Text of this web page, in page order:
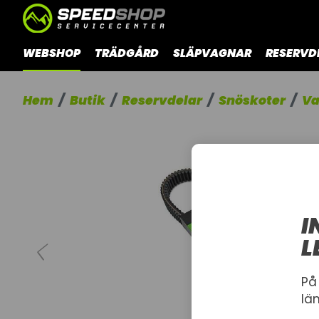
WEBSHOP TRÄDGÅRD SLÄPVAGNAR
Hem Butik Reservdelar Snöskoter